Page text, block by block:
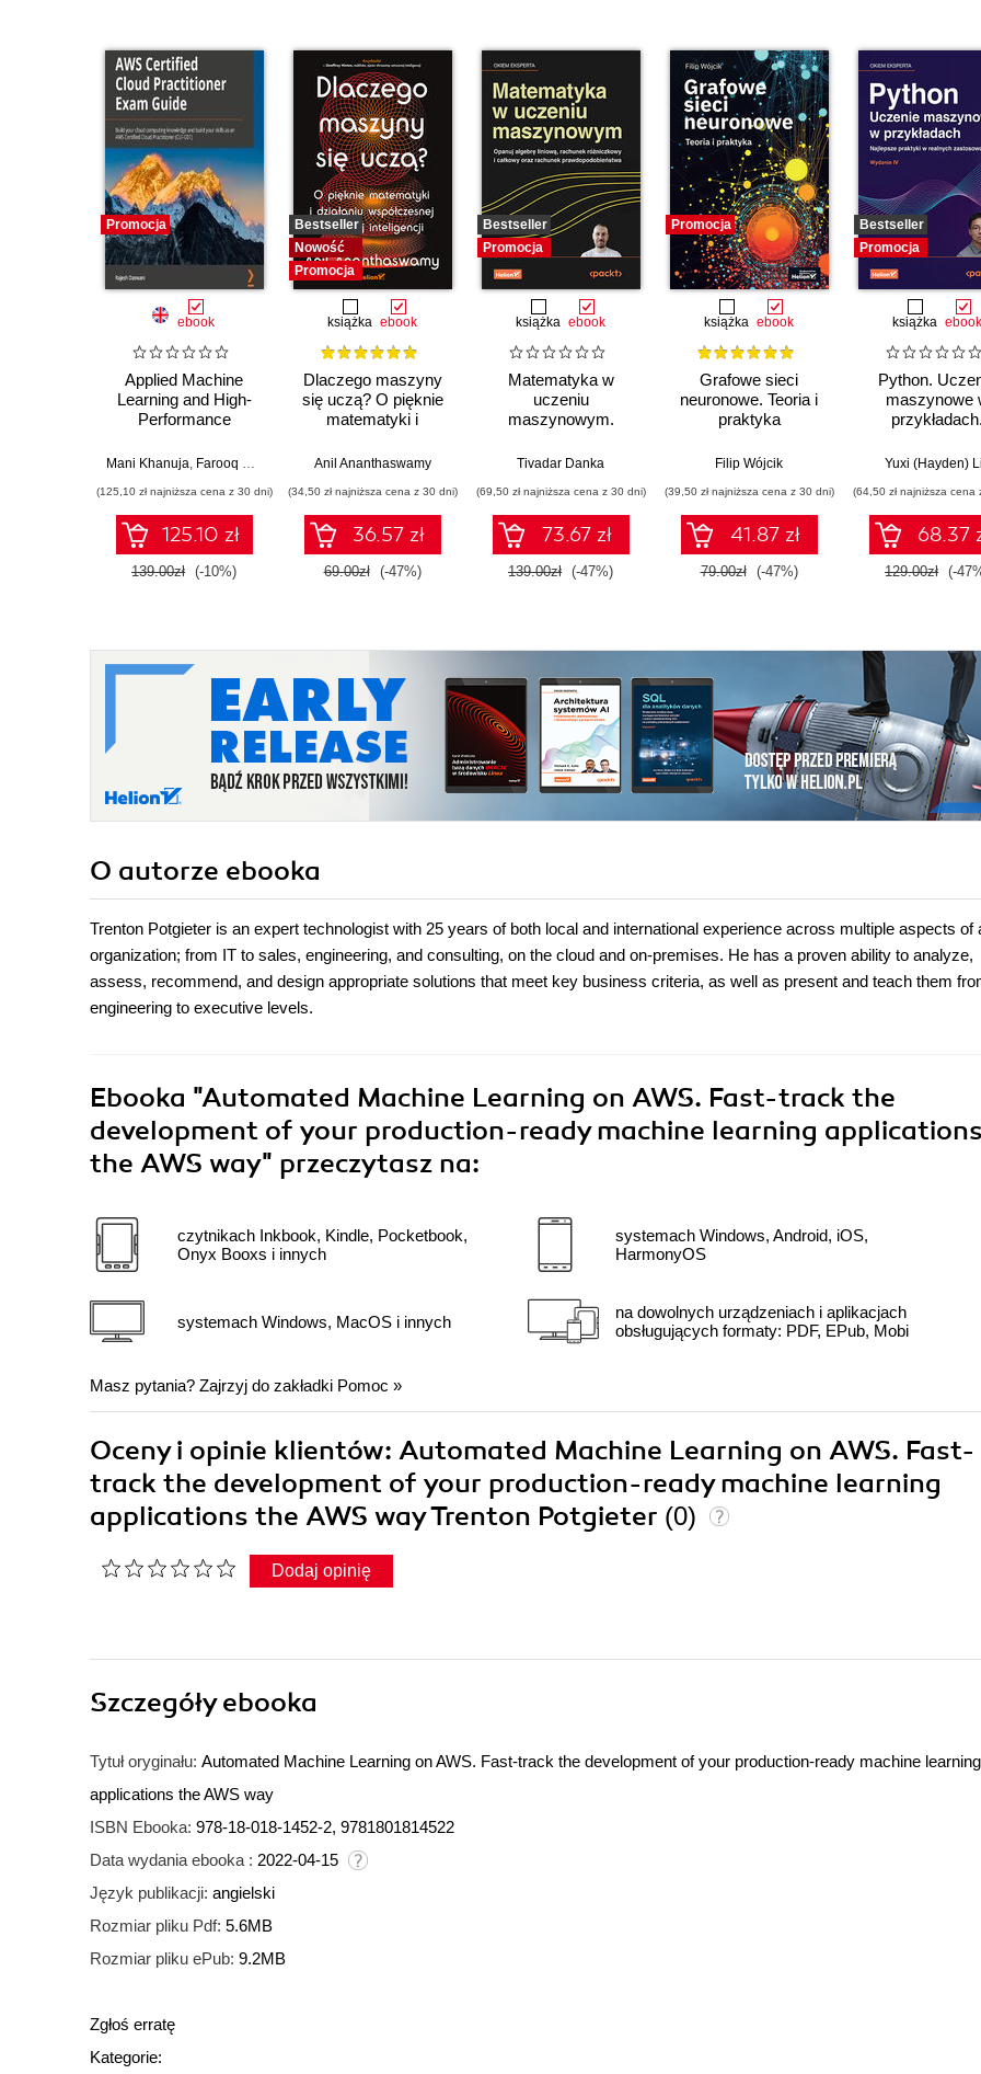
Promocja
ebook
Applied Machine
Learning and High-
Performance
Accelerate the
machine learning
applications following
architectural best
practices
Mani Khanuja, Farooq Sabir Shreyas Subramanian,Trenton Potgieter
(125,10 zł najniższa cena z 30 dni)
125.10 zł
139.00zł (-10%)
Bestseller
Nowość
Promocja
książka ebook
Dlaczego maszyny
się uczą? O pięknie
matematyki i
współczesnej
Anil Ananthaswamy
(34,50 zł najniższa cena z 30 dni)
36.57 zł
69.00zł (-47%)
Bestseller
Promocja
książka ebook
Matematyka w
uczeniu
maszynowym.
liniową, rachunek
całkowy oraz
rachunek
prawdopodobieństwa
Tivadar Danka
(69,50 zł najniższa cena z 30 dni)
73.67 zł
139.00zł (-47%)
Promocja
książka ebook
Grafowe sieci
neuronowe. Teoria i
praktyka
Filip Wójcik
(39,50 zł najniższa cena z 30 dni)
41.87 zł
79.00zł (-47%)
Bestseller
Promocja
książka ebook
Python.
maszynowe
przykładach.
realnych
Wydanie IV
Yuxi (Hayden)
(64,50 zł najniższa cena
68.37
129.00zł (-
O autorze ebooka
Trenton Potgieter is an expert technologist with 25 years of both local and international experience across multiple aspects of
organization; from IT to sales, engineering, and consulting, on the cloud and on-premises. He has a proven ability to analyze,
assess, recommend, and design appropriate solutions that meet key business criteria, as well as present and teach them
engineering to executive levels.
Ebooka "Automated Machine Learning on AWS. Fast-track the
development of your production-ready machine learning applications
the AWS way" przeczytasz na:
czytnikach Inkbook, Kindle, Pocketbook,
Onyx Booxs i innych
systemach Windows, MacOS i innych
systemach Windows, Android, iOS,
HarmonyOS
na dowolnych urządzeniach i aplikacjach
obsługujących formaty: PDF, EPub, Mobi
Masz pytania? Zajrzyj do zakładki Pomoc »
Oceny i opinie klientów: Automated Machine Learning on AWS. Fast-
track the development of your production-ready machine learning
applications the AWS way Trenton Potgieter (0)
Dodaj opinię
Szczegółyebooka
Tytuł oryginału: Automated Machine Learning on AWS. Fast-track the development of your production-ready machine learning
applications the AWS way
ISBN Ebooka: 978-18-018-1452-2, 9781801814522
Data wydania ebooka : 2022-04-15
Język publikacji: angielski
Rozmiar pliku Pdf: 5.6MB
Rozmiar pliku ePub: 9.2MB
Zgłoś erratę
Kategorie: